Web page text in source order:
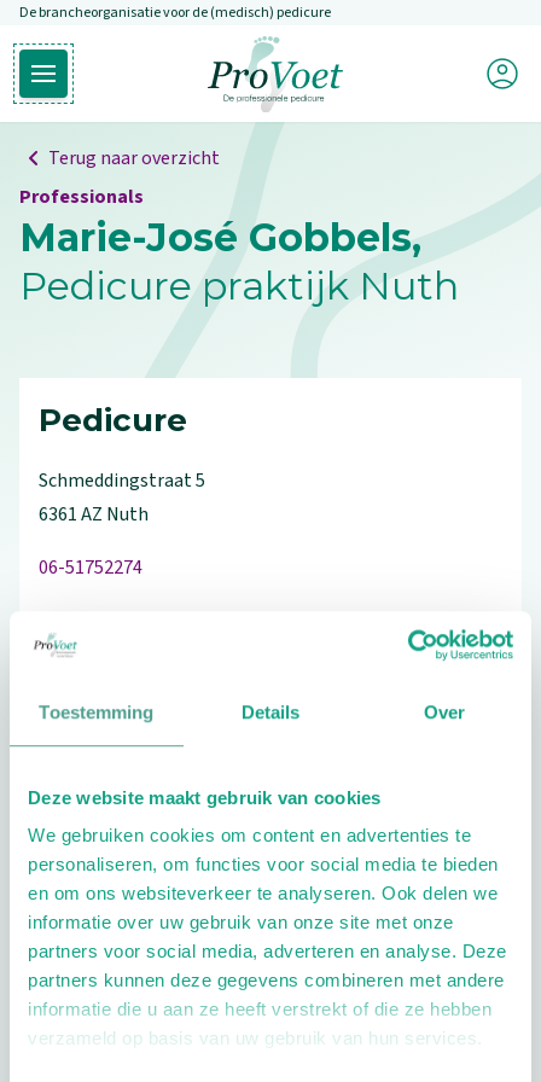
Toestemming Details Over
Deze website maakt gebruik van cookies
We gebruiken cookies om content en advertenties te
personaliseren, om functies voor social media te bieden
en om ons websiteverkeer te analyseren. Ook delen we
informatie over uw gebruik van onze site met onze
partners voor social media, adverteren en analyse. Deze
partners kunnen deze gegevens combineren met andere
informatie die u aan ze heeft verstrekt of die ze hebben
verzameld op basis van uw gebruik van hun services.
Overslaan en naar de inhoud gaan
De brancheorganisatie voor de (medisch) pedicure
Open hoofdmenu
Ga naar de homepagina
Mijn
Terug naar overzicht
Professionals
Marie-José Gobbels,
Pedicure praktijk Nuth
Pedicure
Schmeddingstraat5
6361 AZ Nuth
06-51752274
Extra opties
Openingstijden